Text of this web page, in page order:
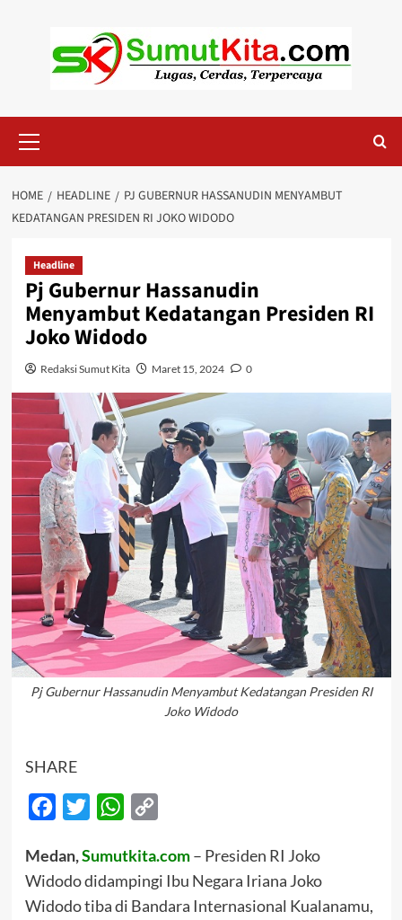
Menu
HOME HEADLINE
PJ GUBERNUR HASSANUDIN MENYAMBUT
KEDATANGAN PRESIDEN RI JOKO WIDODO
Headline
Pj Gubernur Hassanudin
Menyambut Kedatangan Presiden RI
Joko Widodo
Redaksi Sumut Kita Maret 15, 2024 0
Pj Gubernur Hassanudin Menyambut Kedatangan Presiden RI
Joko Widodo
SHARE
Facebook
Twitter WhatsApp
Medan,Sumutkita.com– Presiden RI Joko
Widodo didampingi Ibu Negara Iriana Joko
Widodo tiba di Bandara Internasional Kualanamu,